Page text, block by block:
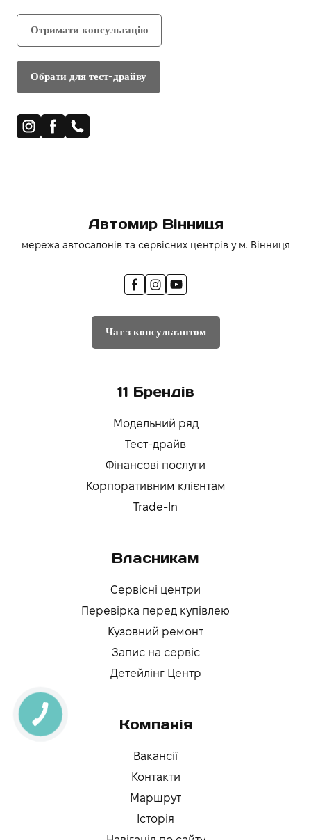
Отримати консультацію
Обрати для тест-драйву
Автомир Вінниця
мережа автосалонів та сервісних центрів у м. Вінниця
Чат з консультантом
11 Брендів
Модельний ряд
Тест-драйв
Фінансові послуги
Корпоративним клієнтам
Trade-In
Власникам
Сервісні центри
Перевірка перед купівлею
Кузовний ремонт
Запис на сервіс
Детейлінг Центр
Компанія
Вакансії
Контакти
Маршрут
Історія
КНОПКА
ЗВ'ЯЗКУ